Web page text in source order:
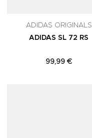
ADIDAS ORIGINALS
ADIDAS SL 72 RS
99,99 €